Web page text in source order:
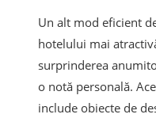
Un alt mod eficient
hotelului mai
surprinderea
o notă personală.
include obiecte de